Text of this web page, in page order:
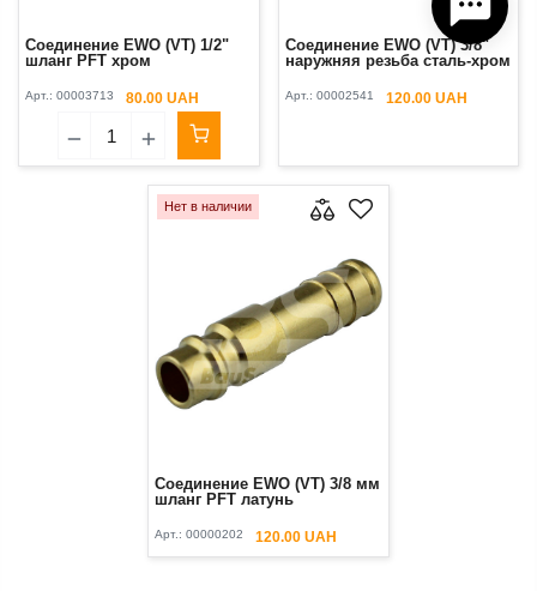
Соединение EWO (VT) 1/2"
шланг PFT хром
Арт.: 00003713 80.00 UAH
Соединение EWO (VT) 3/8"
наружняя резьба сталь-хром
Арт.: 00002541 120.00 UAH
Нет в наличии
Соединение EWO (VT) 3/8 мм
шланг PFT латунь
Арт.:00000202 120.00 UAH